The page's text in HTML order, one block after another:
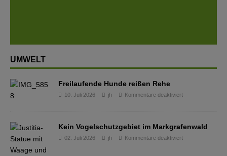
UMWELT
Freilaufende Hunde reißen Rehe
10. Juli 2026 jh Kommentare deaktiviert
Kein Vogelschutzgebiet im Markgrafenwald
02. Juli 2026 jh Kommentare deaktiviert